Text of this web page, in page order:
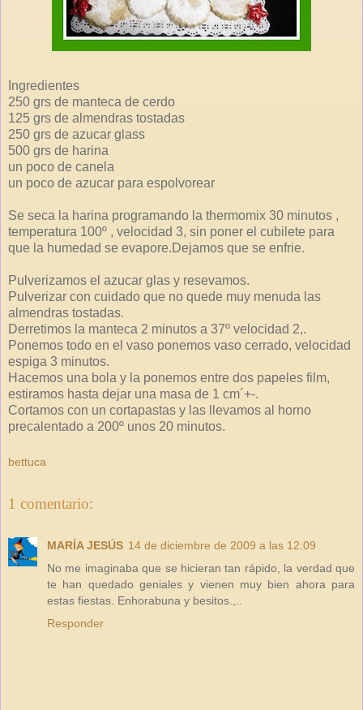
Ingredientes
250 grs de manteca de cerdo
125 grs de almendras tostadas
250 grs de azucar glass
500 grs de harina
un poco de canela
un poco de azucar para espolvorear
Se seca la harina programando la thermomix 30 minutos ,
temperatura 100º , velocidad 3, sin poner el cubilete para
que la humedad se evapore.Dejamos que se enfrie.
Pulverizamos el azucar glas y resevamos.
Pulverizar con cuidado que no quede muy menuda las
almendras tostadas.
Derretimos la manteca 2 minutos a 37º velocidad 2,.
Ponemos todo en el vaso ponemos vaso cerrado, velocidad
espiga 3 minutos.
Hacemos una bola y la ponemos entre dos papeles film,
estiramos hasta dejar una masa de 1 cm´+-.
Cortamos con un cortapastas y las llevamos al horno
precalentado a 200º unos 20 minutos.
bettuca
1 comentario:
MARÍA JESÚS 14 de diciembre de 2009 a las 12:09
No me imaginaba que se hicieran tan rápido, la verdad que
te han quedado geniales y vienen muy bien ahora para
estas fiestas. Enhorabuna y besitos.,..
Responder